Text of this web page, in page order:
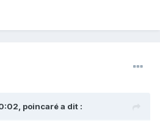
poincaréa dit :